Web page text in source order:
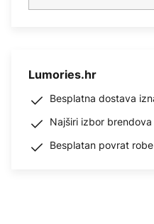
Lumories.hr
Besplatna dostava
Najširi izbor brendova
Besplatan povrat